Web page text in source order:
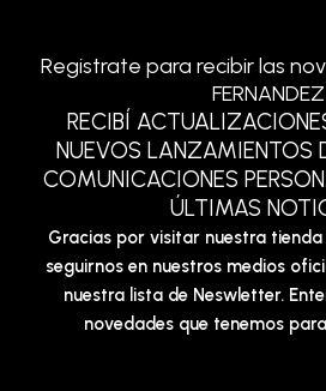
Registrate para recibir las
FERNANDEZ
RECIBÍ
NUEVOS LANZAMIENTOS
COMUNICACIONES
ÚLTIMAS
Gracias por visitar nuestra
seguirnos en nuestros medios
nuestra lista de Neswletter.
novedades que tenemos